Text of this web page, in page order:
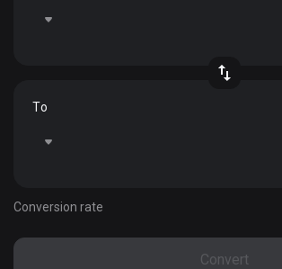
To
Conversion rate
Convert